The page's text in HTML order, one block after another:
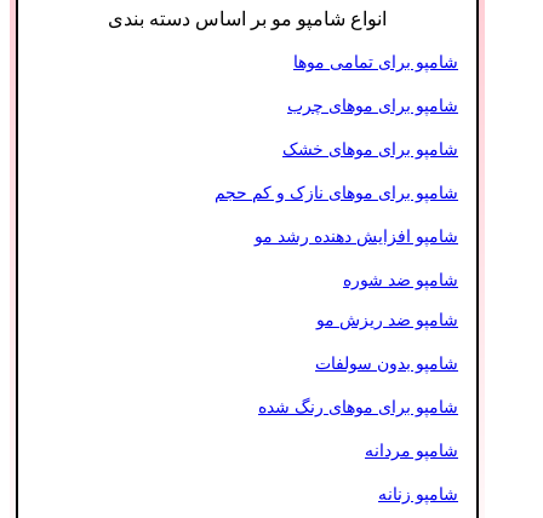
انواع شامپو مو بر اساس دسته بندی
شامپو برای تمامی موها
شامپو برای موهای چرب
شامپو برای موهای خشک
شامپو برای موهای نازک و کم حجم
شامپو افزایش دهنده رشد مو
شامپو ضد شوره
شامپو ضد ریزش مو
شامپو بدون سولفات
شامپو برای موهای رنگ شده
شامپو مردانه
شامپو زنانه